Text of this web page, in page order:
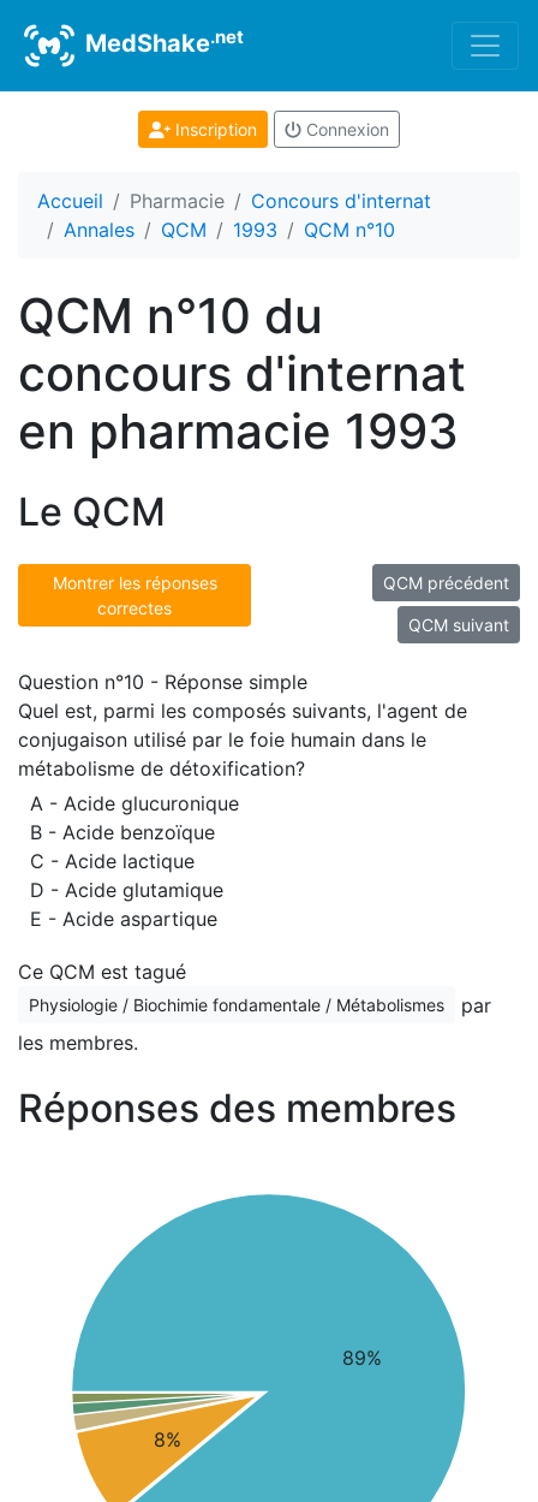
MedShake.net
Inscription Connexion
Accueil Pharmacie
Concours d'internat
Annales
QCM 1993 QCM n°10
QCM n°10 du
concours d'internat
en pharmacie 1993
Le QCM
Montrer les réponses
correctes
QCM précédent
QCM suivant
Question n°10 - Réponse simple
Quel est, parmi les composés suivants, l'agent de
conjugaison utilisé par le foie humain dans le
métabolisme de détoxification?
A - Acide glucuronique
B - Acide benzoïque
C - Acide lactique
D - Acide glutamique
E - Acide aspartique
Ce QCM est tagué
Physiologie / Biochimie fondamentale / Métabolismes
par
les membres.
Réponses des membres
89%
8%